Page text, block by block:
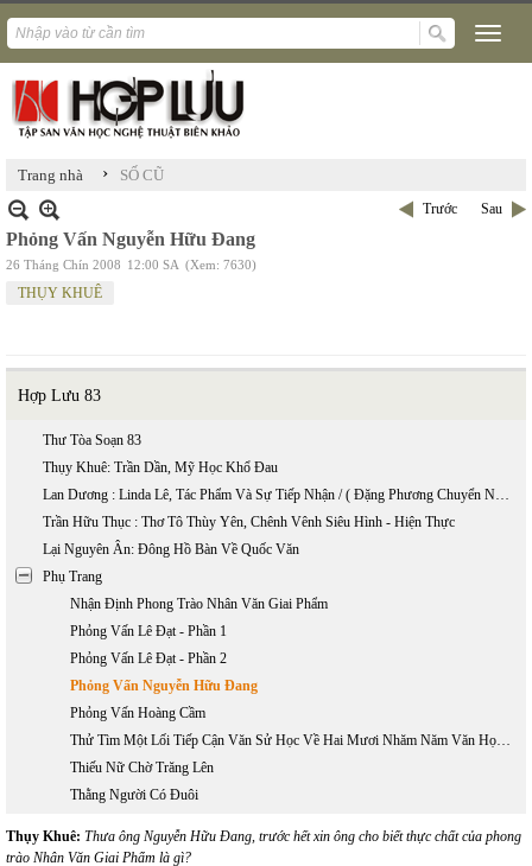
Trang nhà › SỐ CŨ
Trước Sau
Phỏng Vấn Nguyễn Hữu Đang
26 Tháng Chín 2008 12:00 SA (Xem: 7630)
THỤY KHUÊ
Hợp Lưu 83
Thư Tòa Soạn 83
Thụy Khuê: Trần Dần, Mỹ Học Khổ Đau
Lan Dương : Linda Lê, Tác Phẩm Và Sự Tiếp Nhận / ( Đặng Phương Chuyển Ngữ):
Trần Hữu Thục : Thơ Tô Thùy Yên, Chênh Vênh Siêu Hình - Hiện Thực
Lại Nguyên Ân: Đông Hồ Bàn Về Quốc Văn
Phụ Trang
Nhận Định Phong Trào Nhân Văn Giai Phẩm
Phỏng Vấn Lê Đạt - Phần 1
Phỏng Vấn Lê Đạt - Phần 2
Phỏng Vấn Nguyễn Hữu Đang
Phỏng Vấn Hoàng Cầm
Thử Tìm Một Lối Tiếp Cận Văn Sử Học Về Hai Mươi Nhăm Năm Văn Học Việt Nam Hải Ngoại 1975 - 2000
Thiếu Nữ Chờ Trăng Lên
Thằng Người Có Đuôi
Thụy Khuê: Thưa ông Nguyễn Hữu Đang, trước hết xin ông cho biết thực chất của phong
trào Nhân Văn Giai Phẩm là gì?